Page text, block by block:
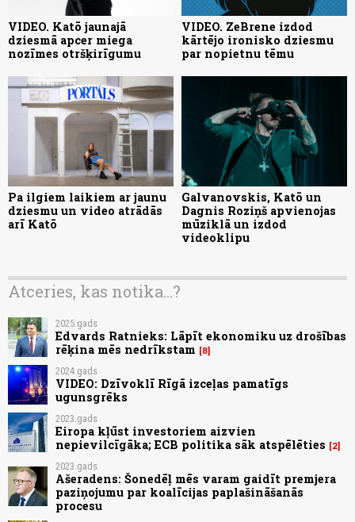
VIDEO. Katō jaunajā
dziesmā apcer miega
nozīmes otršķirīgumu
VIDEO. ZeBrene izdod
kārtējo ironisko dziesmu
par nopietnu tēmu
Pa ilgiem laikiem ar jaunu
dziesmu un video atrādās
arī Katō
Galvanovskis, Katō un
Dagnis Roziņš apvienojas
mūziklā un izdod
videoklipu
Atceries, kas notika...?
2025.gads
Edvards Ratnieks: Lāpīt ekonomiku uz drošības
rēķina mēs nedrīkstam
8
2024.gads
VIDEO: Dzīvoklī Rīgā izceļas pamatīgs
ugunsgrēks
2023.gads
Eiropa kļūst investoriem aizvien
nepievilcīgāka; ECB politika sāk atspēlēties
2
2023.gads
Ašeradens: Šonedēļ mēs varam gaidīt premjera
paziņojumu par koalīcijas paplašināšanās
procesu